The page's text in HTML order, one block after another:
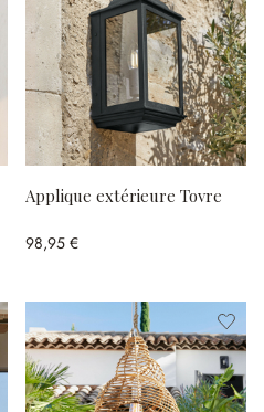
Applique extérieure Tovre
98,95 €